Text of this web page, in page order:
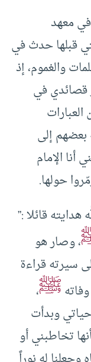
معهد
والتي قبلها حدث في
والغموم، إذ
قصائدي في
إلى
الإمام
حولها.
قائلا :”
، وصار هو
سيرته قراءة
ﷺ،
وبدأت
تخاطبني أو